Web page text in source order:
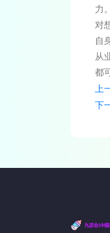
力
对
自
从
都
上
下